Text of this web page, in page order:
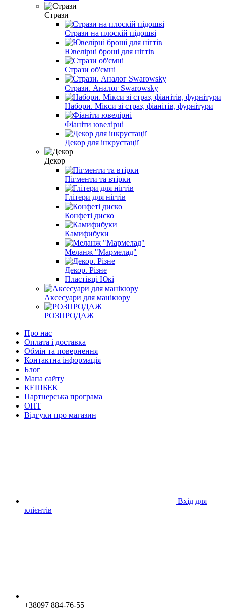
Стрази
Стрази на плоскій підошві
Ювелірні броші для нігтів
Стрази об'ємні
Стрази. Аналог Swarowsky
Набори. Мікси зі страз, фіанітів, фурнітури
Фіаніти ювелірні
Декор для інкрустації
Декор
Пігменти та втірки
Глітери для нігтів
Конфеті диско
Камифибуки
Меланж "Мармелад"
Декор. Різне
Пластівці Юкі
Аксесуари для манікюру
РОЗПРОДАЖ
Про нас
Оплата і доставка
Обмін та повернення
Контактна інформація
Блог
Мапа сайту
КЕШБЕК
Партнерська програма
ОПТ
Відгуки про магазин
Вхід для
клієнтів
+38097 884-76-55